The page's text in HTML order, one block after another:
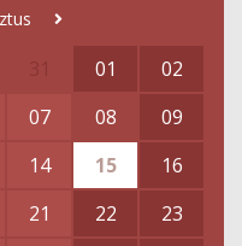
01
02
07 08
09
14 15
16
21 22
23